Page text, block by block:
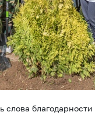
слова